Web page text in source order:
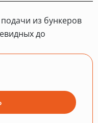
из бункеров
до